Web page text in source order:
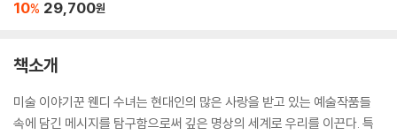
10% 29,700원
책소개
미술 이야기꾼 웬디 수녀는 현대인의 많은 사랑을 받고 있는 예술작품들
속에 담긴 메시지를 탐구함으로써 깊은 명상의 세계로 우리를 이끈다. 특